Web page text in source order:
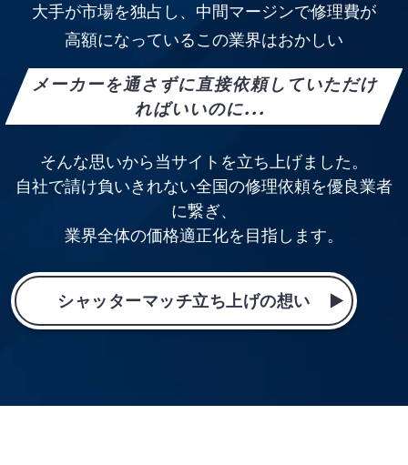
大手が市場を独占し、中間マージンで修理費が
高額になっているこの業界はおかしい
メーカーを通さずに直接依頼していただけ
ればいいのに...
そんな思いから当サイトを立ち上げました。
自社で請け負いきれない全国の修理依頼を優良業者
に繋ぎ、
業界全体の価格適正化を目指します。
シャッターマッチ立ち上げの想い